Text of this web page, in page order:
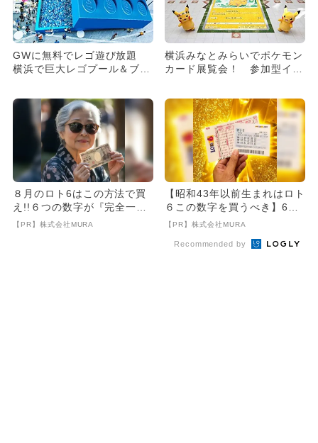
GWに無料でレゴ遊び放題
横浜で巨大レゴプール＆ブロ
横浜みなとみらいでポケモン
カード展覧会！ 参加型イベ
８月のロト6はこの方法で買
え!!６つの数字が『完全一
致』する方法
【PR】株式会社MURA
【昭和43年以前生まれはロト
６この数字を買うべき】6つ
の数字が「完全一致」する
【PR】株式会社MURA
Recommended by